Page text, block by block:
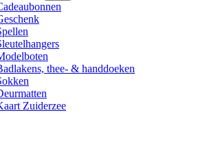
thee- & handdoeken
Zuiderzee